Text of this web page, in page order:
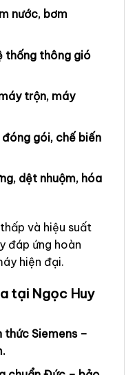
nước, bơm
thống thông gió
trộn, máy
gói, chế biến
dệt nhuộm, hóa
và hiệu suất
đáp ứng hoàn
hiện đại.
tại Ngọc Huy
thức Siemens –